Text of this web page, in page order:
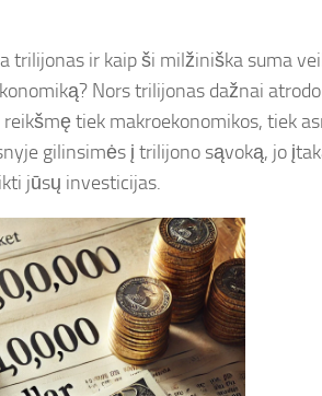
trilijonas ir kaip ši milžiniška suma
Nors trilijonas dažnai
tiek makroekonomikos, tiek
gilinsimės į trilijono sąvoką, jo
jūsų investicijas.